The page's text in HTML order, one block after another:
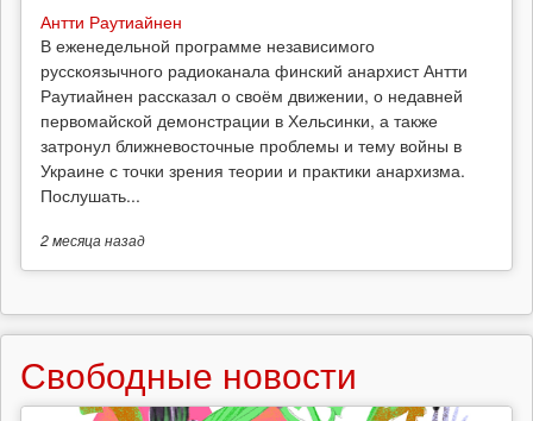
Антти Раутиайнен
В еженедельной программе независимого
русскоязычного радиоканала финский анархист Антти
Раутиайнен рассказал о своём движении, о недавней
первомайской демонстрации в Хельсинки, а также
затронул ближневосточные проблемы и тему войны в
Украине с точки зрения теории и практики анархизма.
Послушать...
2 месяцаназад
Свободные новости